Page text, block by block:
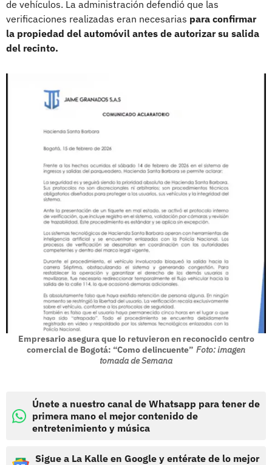
de vehículos. La administración defendió que las
verificaciones realizadas eran necesarias para confirmar
la propiedad del automóvil antes de autorizar su salida
del recinto.
Empresario asegura que lo retuvieron en reconocido centro
comercial de Bogotá: “Como delincuente” Foto: imagen
tomada de Semana
Únete a nuestro canal de Whatsapp para tener de
primera mano el mejor contenido de
entretenimiento y música
Sigue a La Kalle en Google y entérate de lo mejor